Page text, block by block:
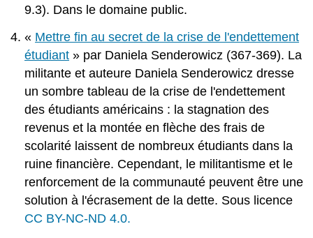
9.3). Dans le domaine public.
« Mettre fin au secret de la crise de l'endettement
étudiant » par Daniela Senderowicz (367-369). La
militante et auteure Daniela Senderowicz dresse
un sombre tableau de la crise de l'endettement
des étudiants américains : la stagnation des
revenus et la montée en flèche des frais de
scolarité laissent de nombreux étudiants dans la
ruine financière. Cependant, le militantisme et le
renforcement de la communauté peuvent être une
solution à l'écrasement de la dette. Sous licence
CC BY-NC-ND 4.0.